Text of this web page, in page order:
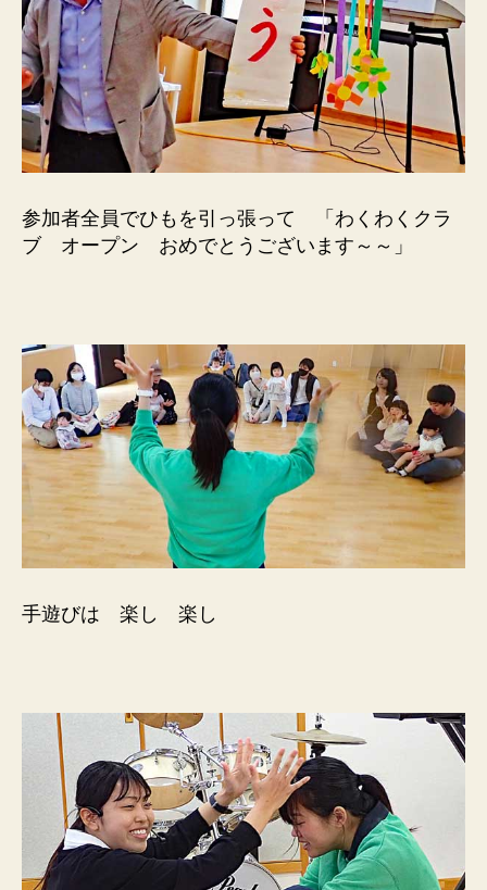
参加者全員でひもを引っ張って 「わくわくクラ
ブ オープン おめでとうございます～～」
手遊びは 楽し 楽し